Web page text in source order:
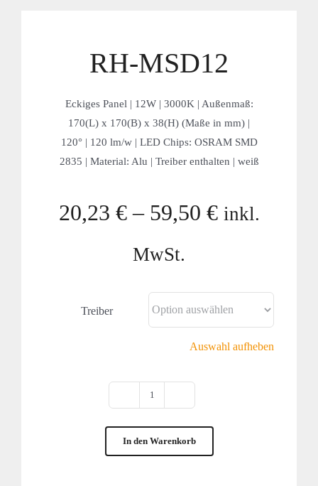
Warenkorb
RH-MSD12
Eckiges Panel | 12W | 3000K | Außenmaß:
170(L) x 170(B) x 38(H) (Maße in mm) |
120° | 120 lm/w | LED Chips: OSRAM SMD
2835 | Material: Alu | Treiber enthalten | weiß
20,23 €– 59,50 € inkl.
MwSt.
Treiber
Auswahl aufheben
MSD12
Menge
In den Warenkorb